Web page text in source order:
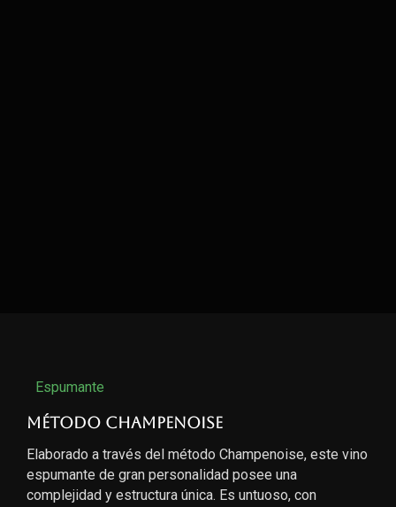
Espumante
Método Champenoise
Elaborado a través del método Champenoise, este vino
espumante de gran personalidad posee una
complejidad y estructura única. Es untuoso, con